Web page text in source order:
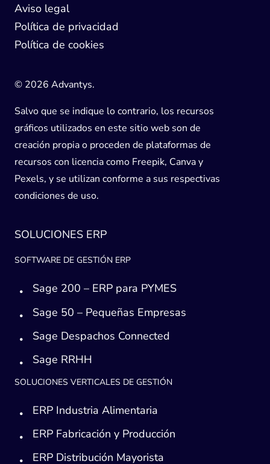
Aviso legal
Política de privacidad
Política de cookies
© 2026 Advantys.
Salvo que se indique lo contrario, los recursos
gráficos utilizados en este sitio web son de
creación propia o proceden de plataformas de
recursos con licencia como Freepik, Canva y
Pexels, y se utilizan conforme a sus respectivas
condiciones de uso.
SOLUCIONES ERP
SOFTWARE DE GESTIÓN ERP
Sage 200 – ERP para PYMES
Sage 50 – Pequeñas Empresas
Sage Despachos Connected
Sage RRHH
SOLUCIONES VERTICALES DE GESTIÓN
ERP Industria Alimentaria
ERP Fabricación y Producción
ERP Distribución Mayorista